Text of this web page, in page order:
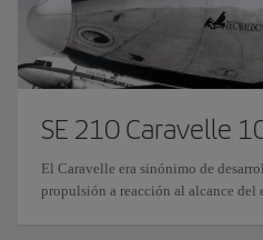
SE 210 Caravelle
El Caravelle era sinónimo de
propulsión a reacción al alcance del